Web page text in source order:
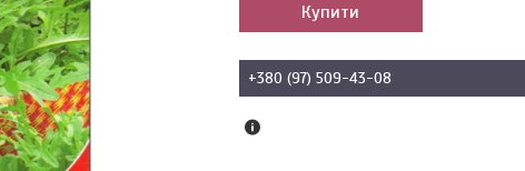
Купити
+380 (97) 509-43-08